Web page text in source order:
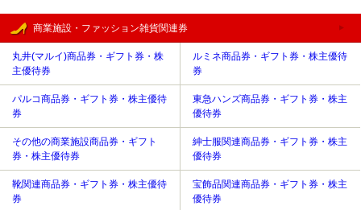
商業施設・ファッション雑貨関連券
丸井(マルイ)商品券・ギフト券・株
主優待券
ルミネ商品券・ギフト券・株主優待
券
パルコ商品券・ギフト券・株主優待
券
東急ハンズ商品券・ギフト券・株主
優待券
その他の商業施設商品券・ギフト
券・株主優待券
紳士服関連商品券・ギフト券・株主
優待券
靴関連商品券・ギフト券・株主優待
券
宝飾品関連商品券・ギフト券・株主
優待券